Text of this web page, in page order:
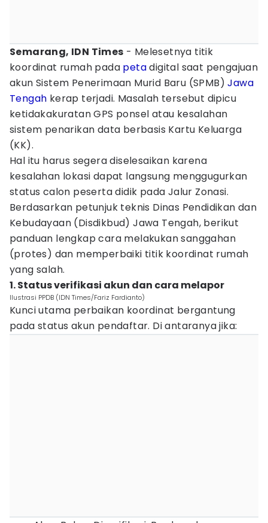
Semarang, IDN Times - Melesetnya titik
koordinat rumah pada petadigital saat pengajuan
akun Sistem Penerimaan Murid Baru (SPMB)Jawa
Tengah kerap terjadi. Masalah tersebut dipicu
ketidakakuratan GPS ponsel atau kesalahan
sistem penarikan data berbasis Kartu Keluarga
(KK).
Hal itu harus segera diselesaikan karena
kesalahan lokasi dapat langsung menggugurkan
status calon peserta didik pada Jalur Zonasi.
Berdasarkan petunjuk teknis Dinas Pendidikan dan
Kebudayaan (Disdikbud) Jawa Tengah, berikut
panduan lengkap cara melakukan sanggahan
(protes) dan memperbaiki titik koordinat rumah
yang salah.
1. Status verifikasi akun dan cara melapor
Ilustrasi PPDB (IDN Times/Fariz Fardianto)
Kunci utama perbaikan koordinat bergantung
pada status akun pendaftar. Di antaranya jika: